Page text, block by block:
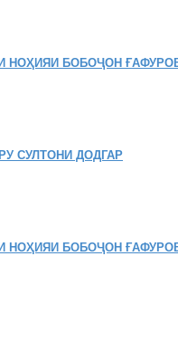
НОҲИЯИ БОБОҶОН
СУЛТОНИ ДОДГАР
НОҲИЯИ БОБОҶОН